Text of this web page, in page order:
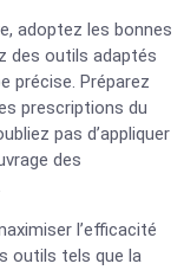
adoptez les bonnes
des outils adaptés
précise. Préparez
prescriptions du
pas d’appliquer
des
l’efficacité
outils tels que la